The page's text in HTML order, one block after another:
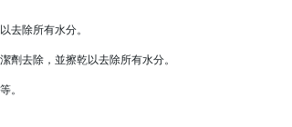
去除所有水分。
劑去除，並擦乾以去除所有水分。
。